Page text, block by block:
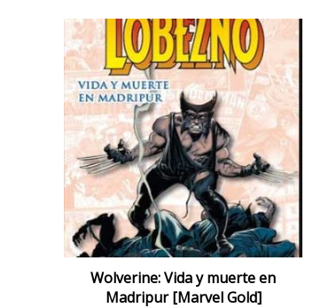
Wolverine: Vida y muerte en
Madripur [Marvel Gold]